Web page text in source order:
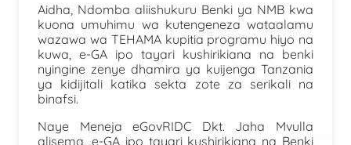
Aidha, Ndomba aliishukuru Benki ya NMB kwa
kuona umuhimu wa kutengeneza wataalamu
wazawa wa TEHAMA kupitia programu hiyo na
kuwa, e-GA ipo tayari kushirikiana na benki
nyingine zenye dhamira ya kuijenga Tanzania
ya kidijitali katika sekta zote za serikali na
binafsi.
Naye Meneja eGovRIDC Dkt. Jaha Mvulla
alisema, e-GA ipo tayari kushirikiana na Benki